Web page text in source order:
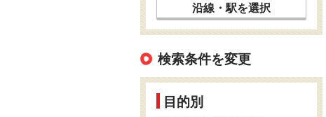
沿線・駅を選択
検索条件を変更
目的別